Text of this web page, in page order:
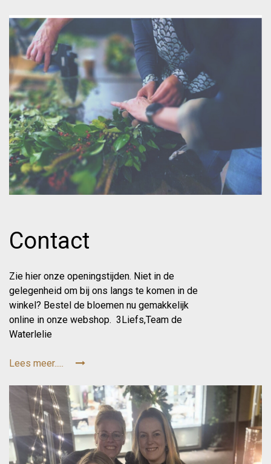
Contact
Zie hier onze openingstijden. Niet in de
gelegenheid om bij ons langs te komen in de
winkel? Bestel de bloemen nu gemakkelijk
online in onze webshop. 3Liefs,Team de
Waterlelie
Lees meer.....